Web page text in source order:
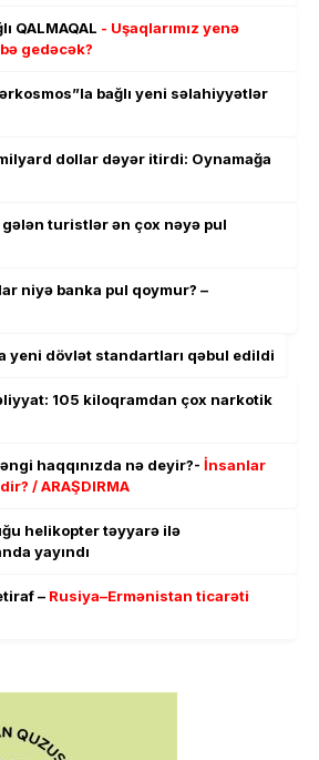
QALMAQAL - Uşaqlarımız yenə
gedəcək?
bağlı yeni səlahiyyətlər
dollar dəyər itirdi: Oynamağa
turistlər ən çox nəyə pul
niyə banka pul qoymur? –
yeni dövlət standartları qəbul edildi
105 kiloqramdan çox narkotik
haqqınızda nə deyir?- İnsanlar
/ ARAŞDIRMA
helikopter təyyarə ilə
yayındı
– Rusiya–Ermənistan ticarəti